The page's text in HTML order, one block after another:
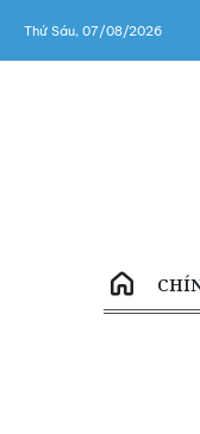
Thứ Sáu, 07/08/2026